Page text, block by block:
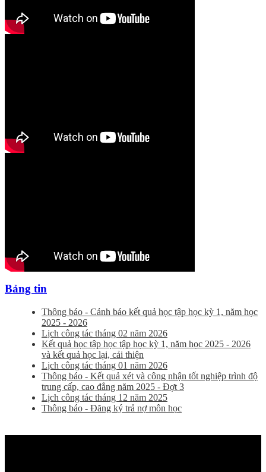
Bảng tin
Thông báo - Cảnh báo kết quả học tập học kỳ 1, năm học
2025 - 2026
Lịch công tác tháng 02 năm 2026
Kết quả học tập học tập học kỳ 1, năm học 2025 - 2026
và kết quả học lại, cải thiện
Lịch công tác tháng 01 năm 2026
Thông báo - Kết quả xét và công nhận tốt nghiệp trình độ
trung cấp, cao đẳng năm 2025 - Đợt 3
Lịch công tác tháng 12 năm 2025
Thông báo - Đăng ký trả nợ môn học